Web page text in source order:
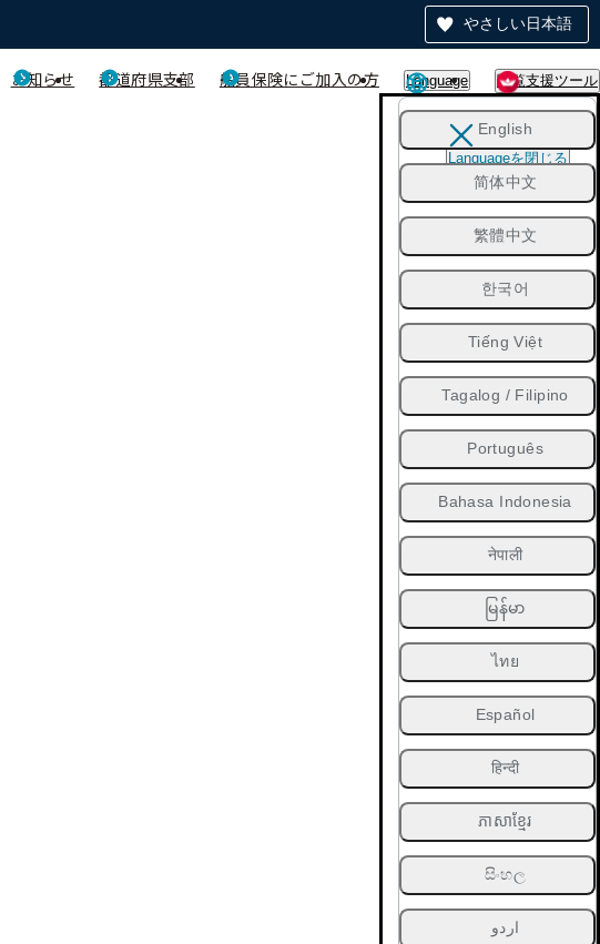
やさしい日本語
お知らせ 都道府県支部 船員保険にご加入の方 Language 閲覧支援ツール
English
简体中文
繁體中文
한국어
Tiếng Việt
Tagalog / Filipino
Português
Bahasa Indonesia
नेपाली
မြန်မာ
ไทย
Español
हिन्दी
ភាសាខ្មែរ
සිංහල
اردو
Languageを閉じる